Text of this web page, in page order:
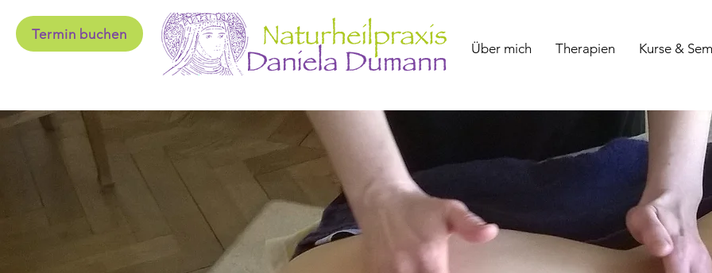
Termin buchen
Über mich
Therapien Kurse &